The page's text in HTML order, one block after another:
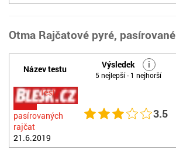
Otma Rajčatové pyré, pasírované
Název testu Výsledek i
5 nejlepší - 1 nejhorší
Test
pasírovaných
rajčat
21.6.2019
3.5